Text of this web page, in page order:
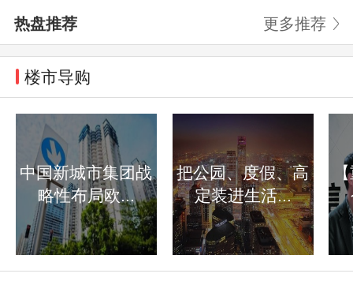
热盘推荐 更多推荐
楼市导购
中国新城市集团战
略性布局欧...
把公园、度假、高
定装进生活...